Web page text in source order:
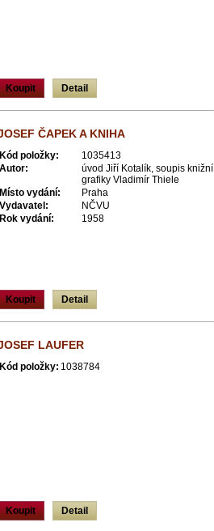
Koupit Detail
ČAPEK A KNIHA
Kód položky:
1035413
Autor:
úvod Jiří Kotalík, soupis knižní
grafiky Vladimír Thiele
Místo vydání:
Praha
Vydavatel:
NČVU
Rok vydání:
1958
Koupit Detail
LAUFER
Kód položky: 1038784
Koupit Detail